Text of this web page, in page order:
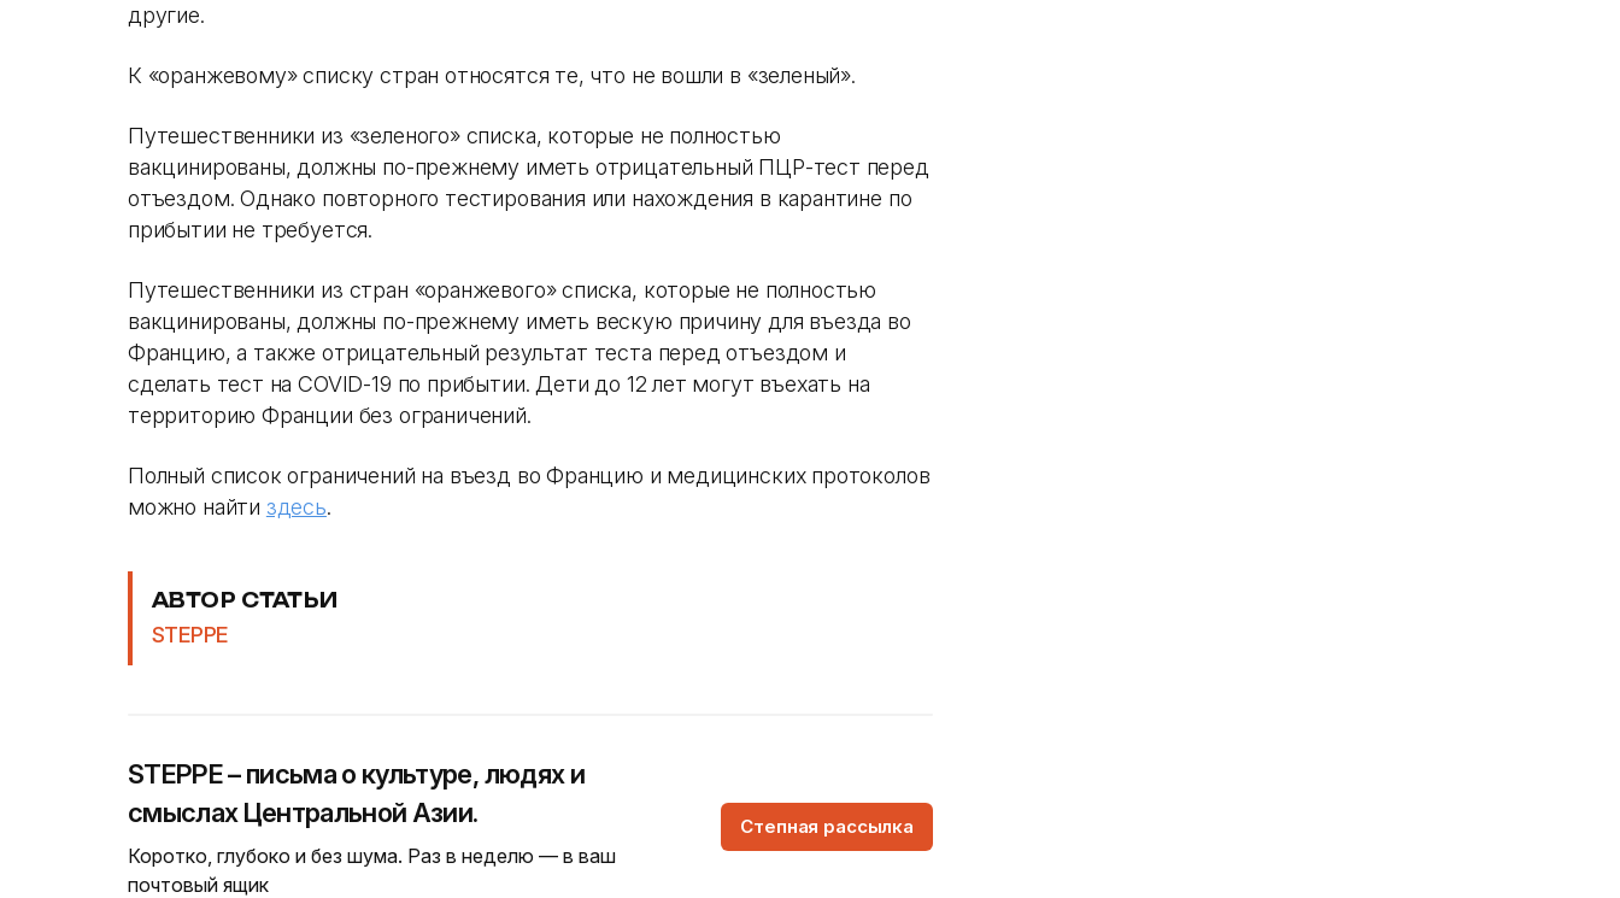
другие.
К «оранжевому» списку стран относятся те, что не вошли в «зеленый».
Путешественники из «зеленого» списка, которые не полностью
вакцинированы, должны по-прежнему иметь отрицательный ПЦР-тест перед
отъездом. Однако повторного тестирования или нахождения в карантине по
прибытии не требуется.
Путешественники из стран «оранжевого» списка, которые не полностью
вакцинированы, должны по-прежнему иметь вескую причину для въезда во
Францию, а также отрицательный результат теста перед отъездом и
сделать тест на COVID-19 по прибытии. Дети до 12 лет могут въехать на
территорию Франции без ограничений.
Полный список ограничений на въезд во Францию ​​и медицинских протоколов
можно найти здесь.
АВТОР СТАТЬИ
STEPPE
STEPPE – письма о культуре, людях и
смыслах Центральной Азии.
Коротко, глубоко и без шума. Раз в неделю — в ваш
почтовый ящик
Степная рассылка